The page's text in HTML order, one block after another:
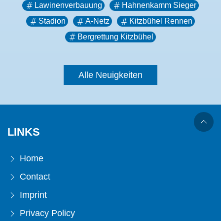
Lawinenverbauung
Hahnenkamm Sieger
Stadion
A-Netz
Kitzbühel Rennen
Bergrettung Kitzbühel
Alle Neuigkeiten
LINKS
Home
Contact
Imprint
Privacy Policy